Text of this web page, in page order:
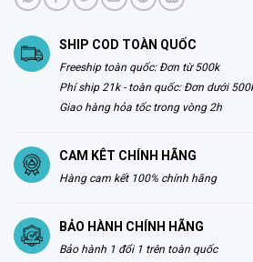
SHIP COD TOÀN QUỐC
Freeship toàn quốc: Đơn từ 500k
Phí ship 21k - toàn quốc: Đơn dưới
Giao hàng hỏa tốc trong vòng 2h
CAM KÊT CHÍNH HÃNG
Hàng cam kết 100% chính hãng
BẢO HÀNH CHÍNH HÃNG
Bảo hành 1 đổi 1 trên toàn quốc